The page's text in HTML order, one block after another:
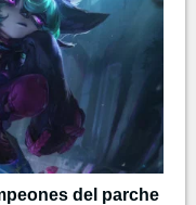
del parche